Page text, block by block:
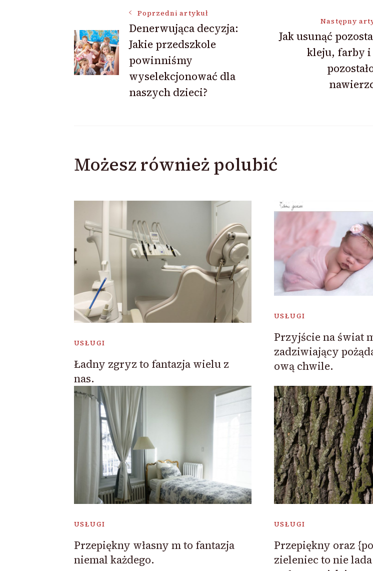
Nawigacja
wpisu
Poprzedni artykuł
Denerwująca decyzja:
Jakie przedszkole
powinniśmy
wyselekcjonować dla
naszych dzieci?
Następny
Jak usunąć
kleju, farby
Możesz również polubić
USŁUGI
Ładny zgryz to fantazja wielu z
nas.
USŁUGI
Przyjście na świat
zadziwiający
ową chwile.
USŁUGI
Przepiękny własny m to fantazja
niemal każdego.
USŁUGI
Przepiękny oraz
zieleniec to nie